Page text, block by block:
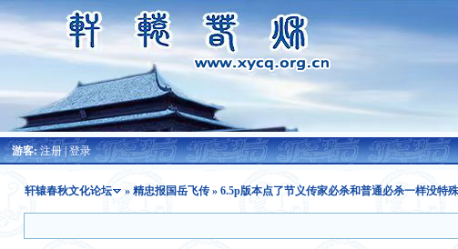
游客:注册|登录
轩辕春秋文化论坛 » 精忠报国岳飞传» 6.5p版本点了节义传家必杀和普通必杀一样没特